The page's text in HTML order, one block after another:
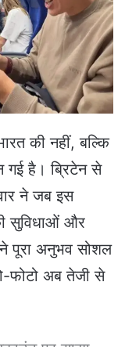
की नहीं, बल्कि
गई है। ब्रिटेन से
ने जब इस
सुविधाओं और
पूरा अनुभव सोशल
फोटो अब तेजी से